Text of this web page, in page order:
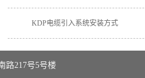
KDP电缆引入系统安装方式
路217号5号楼